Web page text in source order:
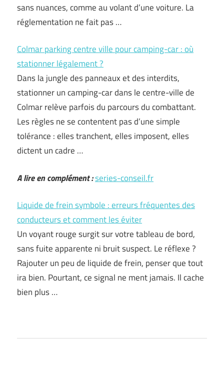
sans nuances, comme au volant d’une voiture. La
réglementation ne fait pas …
Colmar parking centre ville pour camping-car : où
stationner légalement ?
Dans la jungle des panneaux et des interdits,
stationner un camping-car dans le centre-ville de
Colmar relève parfois du parcours du combattant.
Les règles ne se contentent pas d’une simple
tolérance : elles tranchent, elles imposent, elles
dictent un cadre …
A lire en complément :series-conseil.fr
Liquide de frein symbole : erreurs fréquentes des
conducteurs et comment les éviter
Un voyant rouge surgit sur votre tableau de bord,
sans fuite apparente ni bruit suspect. Le réflexe ?
Rajouter un peu de liquide de frein, penser que tout
ira bien. Pourtant, ce signal ne ment jamais. Il cache
bien plus …